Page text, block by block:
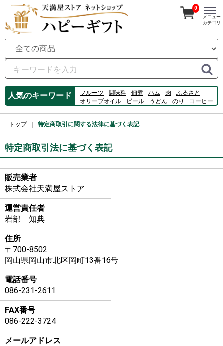
人気のキーワード フルーツ 調味料 佃煮 ハム 肉
ふるさと
オリーブオイル
ビール うどん のり
コーヒー
0
メニュー
カテゴリ
トップ 特定商取引に関する法律に基づく表記
特定商取引法に基づく表記
販売業者
株式会社天満屋ストア
運営責任者
岩部 知典
住所
〒700-8502
岡山県岡山市北区岡町13番16号
電話番号
086-231-2611
FAX番号
086-222-3724
メールアドレス